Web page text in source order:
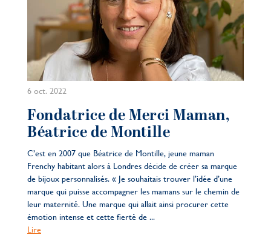
6 oct. 2022
Fondatrice de Merci Maman,
Béatrice de Montille
C’est en 2007 que Béatrice de Montille, jeune maman
Frenchy habitant alors à Londres décide de créer sa marque
de bijoux personnalisés. « Je souhaitais trouver l’idée d’une
marque qui puisse accompagner les mamans sur le chemin de
leur maternité́. Une marque qui allait ainsi procurer cette
émotion intense et cette fierté́ de ...
Lire